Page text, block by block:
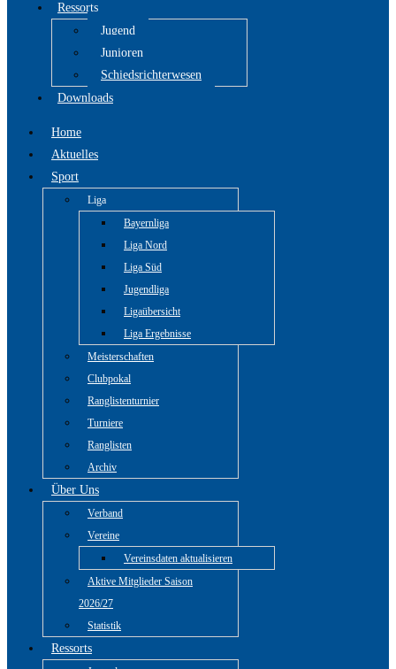
Ressorts
Jugend
Junioren
Schiedsrichterwesen
Downloads
Home
Aktuelles
Sport
Liga
Bayernliga
Liga Nord
Liga Süd
Jugendliga
Ligaübersicht
Liga Ergebnisse
Meisterschaften
Clubpokal
Ranglistenturnier
Turniere
Ranglisten
Archiv
Über Uns
Verband
Vereine
Vereinsdaten aktualisieren
Aktive Mitglieder Saison
2026/27
Statistik
Ressorts